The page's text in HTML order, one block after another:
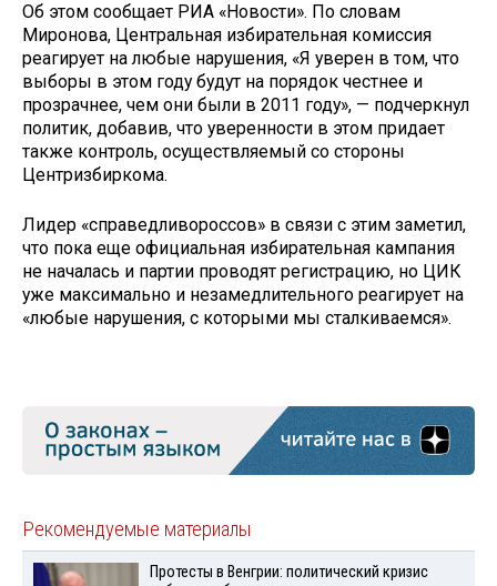
Об этом сообщает РИА «Новости». По словам
Миронова, Центральная избирательная комиссия
реагирует на любые нарушения, «Я уверен в том, что
выборы в этом году будут на порядок честнее и
прозрачнее, чем они были в 2011 году», — подчеркнул
политик, добавив, что уверенности в этом придает
также контроль, осуществляемый со стороны
Центризбиркома.
Лидер «справедливороссов» в связи с этим заметил,
что пока еще официальная избирательная кампания
не началась и партии проводят регистрацию, но ЦИК
уже максимально и незамедлительного реагирует на
«любые нарушения, с которыми мы сталкиваемся».
Рекомендуемые материалы
Протесты в Венгрии: политический кризис